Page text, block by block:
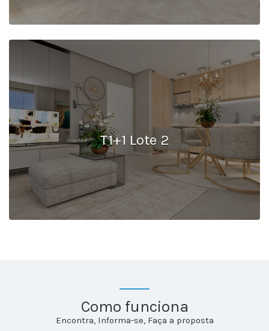
T1+1 Lote 2
Como funciona
Encontra, Informa-se, Faça a proposta